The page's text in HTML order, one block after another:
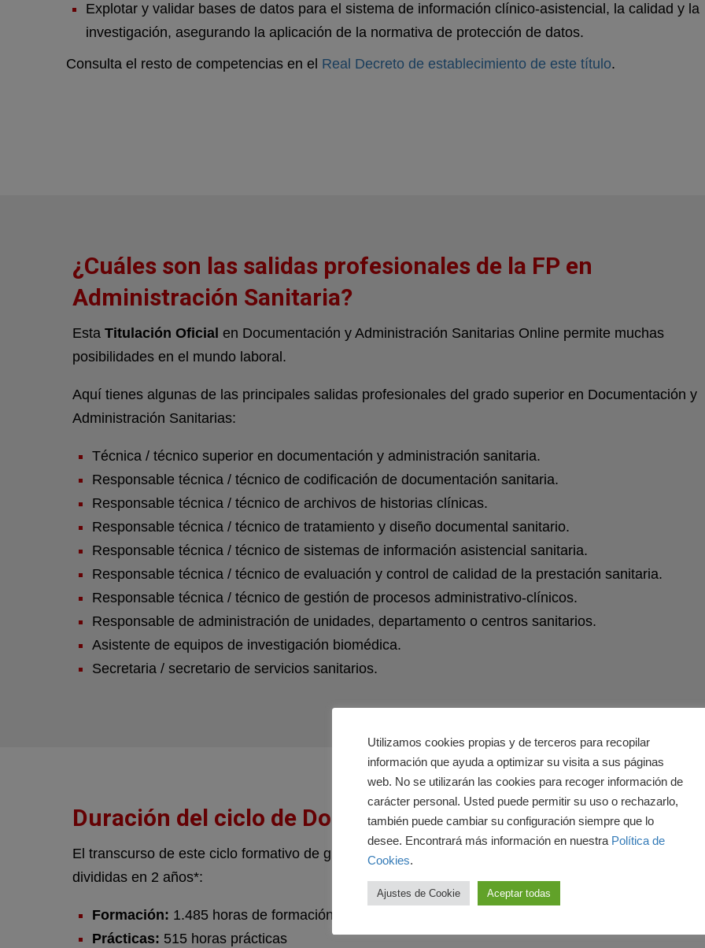
Explotar y validar bases de datos para el sistema de información clínico-asistencial, la calidad y la
investigación, asegurando la aplicación de la normativa de protección de datos.
Consulta el resto de competencias en el Real Decreto de establecimiento de este título.
¿Cuáles son las salidas profesionales de la FP en
Administración Sanitaria?
Esta Titulación Oficial en Documentación y Administración Sanitarias Online permite muchas
posibilidades en el mundo laboral.
Aquí tienes algunas de las principales salidas profesionales del grado superior en Documentación y
Administración Sanitarias:
Técnica / técnico superior en documentación y administración sanitaria.
Responsable técnica / técnico de codificación de documentación sanitaria.
Responsable técnica / técnico de archivos de historias clínicas.
Responsable técnica / técnico de tratamiento y diseño documental sanitario.
Responsable técnica / técnico de sistemas de información asistencial sanitaria.
Responsable técnica / técnico de evaluación y control de calidad de la prestación sanitaria.
Responsable técnica / técnico de gestión de procesos administrativo-clínicos.
Responsable de administración de unidades, departamento o centros sanitarios.
Asistente de equipos de investigación biomédica.
Secretaria / secretario de servicios sanitarios.
Duración del ciclo de Documentación Sanitaria online
El transcurso de este ciclo formativo de grado superior es de un
divididas en 2 años*:
Formación: 1.485 horas de formación
Prácticas: 515 horas prácticas
Utilizamos cookies propias y de terceros para recopilar
información que ayuda a optimizar su visita a sus páginas
web. No se utilizarán las cookies para recoger información de
carácter personal. Usted puede permitir su uso o rechazarlo,
también puede cambiar su configuración siempre que lo
desee. Encontrará más información en nuestra Política de
Cookies.
Ajustes de Cookie Aceptar todas